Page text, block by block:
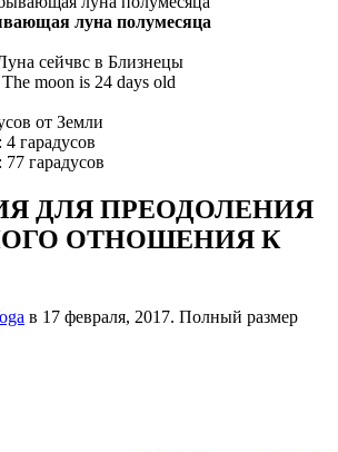
луна полумесяца
сейчвс в Близнецы
The moon is 24 days old
от Земли
гарадусов
гарадусов
ДЛЯ ПРЕОДОЛЕНИЯ
ОТНОШЕНИЯ К
в 17 февраля, 2017. Полный размер